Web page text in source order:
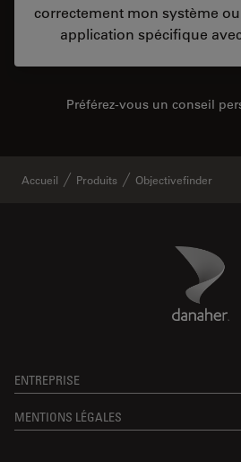
correctement mon système
application spécifique
Préférez-vous un conseil
Accueil Produits Objectivefinder
Danaher
ENTREPRISE
MENTIONS LÉGALES